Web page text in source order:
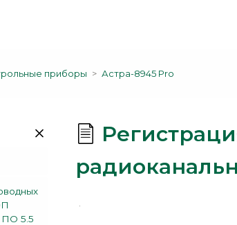
приборы Астра-8945 Pro
ПО 5.5